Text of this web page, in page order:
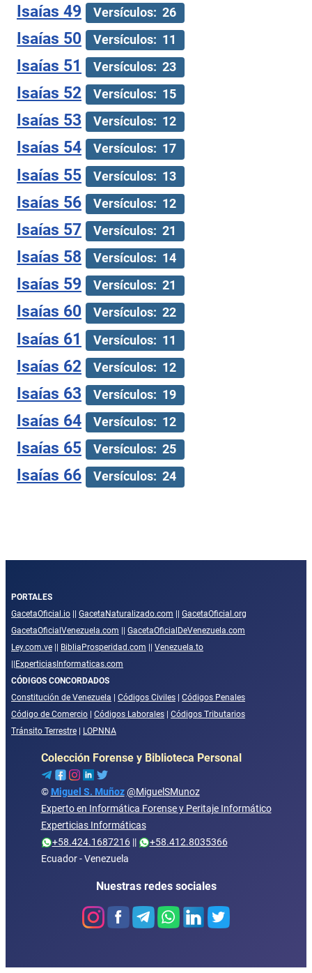
Isaías 49 Versículos: 26
Isaías 50 Versículos: 11
Isaías 51 Versículos: 23
Isaías 52 Versículos: 15
Isaías 53 Versículos: 12
Isaías 54 Versículos: 17
Isaías 55 Versículos: 13
Isaías 56 Versículos: 12
Isaías 57 Versículos: 21
Isaías 58 Versículos: 14
Isaías 59 Versículos: 21
Isaías 60 Versículos: 22
Isaías 61 Versículos: 11
Isaías 62 Versículos: 12
Isaías 63 Versículos: 19
Isaías 64 Versículos: 12
Isaías 65 Versículos: 25
Isaías 66 Versículos: 24
PORTALES
GacetaOficial.io || GacetaNaturalizado.com || GacetaOficial.org
GacetaOficialVenezuela.com || GacetaOficialDeVenezuela.com
Ley.com.ve || BibliaProsperidad.com || Venezuela.to
||ExperticiasInformaticas.com
CÓDIGOS CONCORDADOS
Constitución de Venezuela | Códigos Civiles | Códigos Penales
Código de Comercio | Códigos Laborales | Códigos Tributarios
Tránsito Terrestre | LOPNNA
Colección Forense y Biblioteca Personal
© Miguel S. Muñoz @MiguelSMunoz
Experto en Informática Forense y Peritaje Informático
Experticias Informáticas
+58.424.1687216||
+58.412.8035366
Ecuador - Venezuela
Nuestras redes sociales